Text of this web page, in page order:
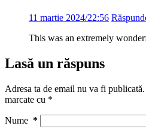
11 martie 2024/22:56
This was an extremely
Lasă un răspuns
Adresa ta de email nu va fi publicată.
marcate cu *
Nume *